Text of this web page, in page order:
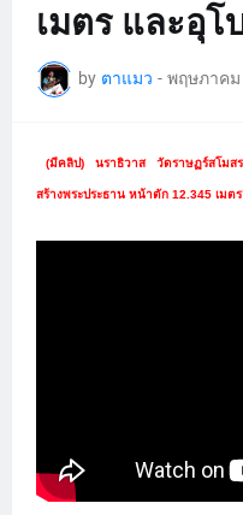
เมตร และอุโ
by ตาแมว - พฤษภาคม
(มีคลิป) นราธิวาส วัดราษฏร์สโมสร
สร้างพระประธาน หน้าตัก 12.345 เมตร